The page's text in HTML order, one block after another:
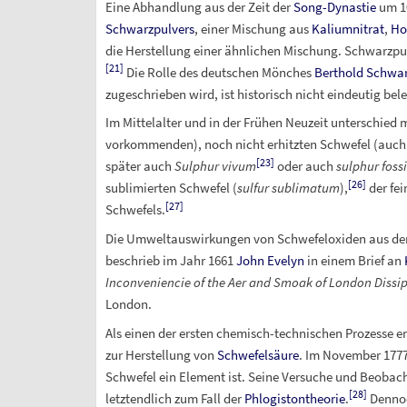
Eine Abhandlung aus der Zeit derSong-Dynastieum
Schwarzpulvers, einer Mischung aus Kaliumnitrat,
die Herstellung einer ähnlichen Mischung.
[21] Die Rolle des deutschen Mönches Berthold
zugeschrieben wird, ist historisch nicht eindeutig
Im Mittelalter und in der Frühen Neuzeit
vorkommenden), noch nicht erhitzten Schwefel
später auch Sulphur vivum[23] oder auch sulphur
sublimierten Schwefel (sulfur sublimatum),[26] der
Schwefels.[27]
Die Umweltauswirkungen von Schwefeloxiden aus
beschrieb im Jahr 1661John Evelyn in einem Brief an
Inconveniencie of the Aer and Smoak of London
London.
Als einen der ersten chemisch-technischen Prozesse
zur Herstellung von Schwefelsäure. Im November
Schwefel ein Element ist. Seine Versuche und
letztendlich zum Fall derPhlogistontheorie.[28]